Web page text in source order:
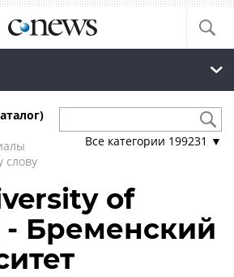
слову
Все категории 199231 ▼
of
- Бременский